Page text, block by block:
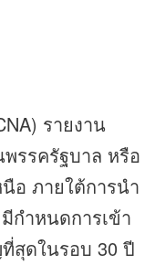
รายงาน
รรครัฐบาล หรือ
อ ภายใต้การนำ
กำหนดการเข้า
สุดในรอบ 30 ปี